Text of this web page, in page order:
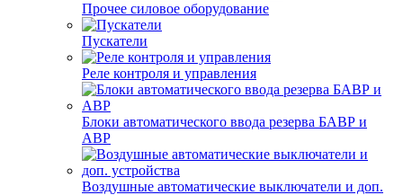
Прочее силовое оборудование
Пускатели
Реле контроля и управления
Блоки автоматического ввода резерва БАВР и
АВР
Воздушные автоматические выключатели и доп.